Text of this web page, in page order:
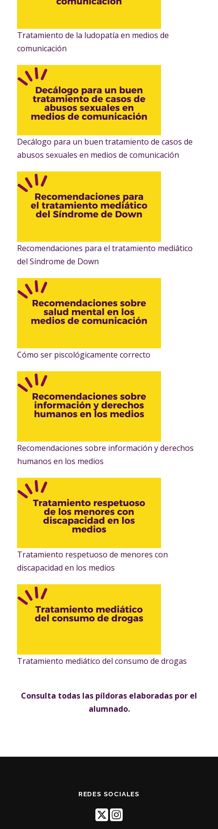
Tratamiento de la ludopatía en medios de
comunicación
Decálogo para un buen tratamiento de casos de
abusos sexuales en medios de comunicación
Recomendaciones para el tratamiento mediático
del Síndrome de Down
Cómo ser piscológicamente correcto
Recomendaciones sobre información y derechos
humanos en los medios
Tratamiento respetuoso de menores con
discapacidad en los medios
Tratamiento mediático del consumo de drogas
Consulta todas las píldoras elaboradas por el
alumnado.
REDES SOCIALES